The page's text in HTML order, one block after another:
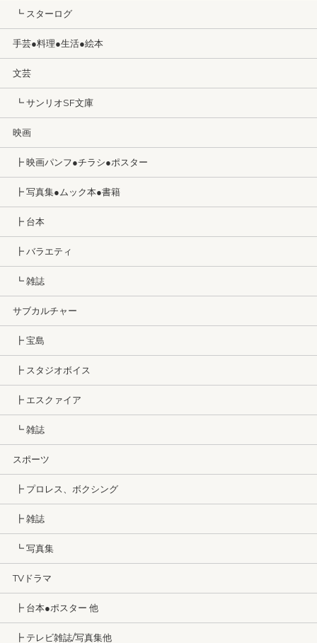
┗ スターログ
手芸●料理●生活●絵本
文芸
┗ サンリオSF文庫
映画
┣ 映画パンフ●チラシ●ポスター
┣ 写真集●ムック本●書籍
┣ 台本
┣ バラエティ
┗ 雑誌
サブカルチャー
┣ 宝島
┣ スタジオボイス
┣ エスクァイア
┗ 雑誌
スポーツ
┣ プロレス、ボクシング
┣ 雑誌
┗ 写真集
TVドラマ
┣ 台本●ポスター 他
┣ テレビ雑誌/写真集他